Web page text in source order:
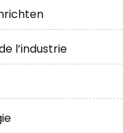
l’industrie